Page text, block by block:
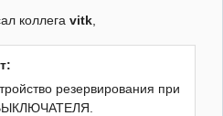
коллега vitk,
резервирования при